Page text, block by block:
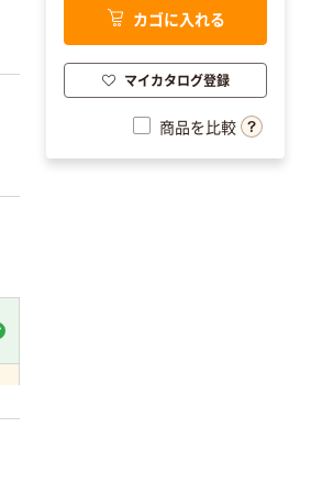
カゴに入れる
マイカタログ登録
商品を比較